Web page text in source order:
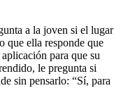
a la joven si el lugar
que ella responde que
para que su
le pregunta si
sin pensarlo: “Sí, para